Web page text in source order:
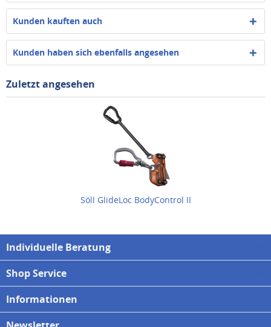
Kunden kauften auch
Kunden haben sich ebenfalls angesehen
Zuletzt angesehen
Söll GlideLoc BodyControl II
Individuelle Beratung
Shop Service
Informationen